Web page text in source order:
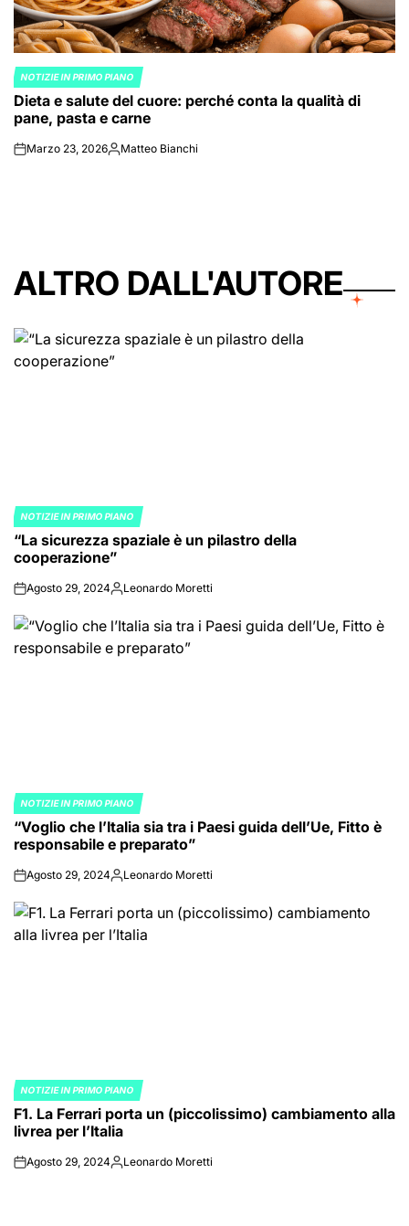
POSTED
IN
NOTIZIE IN PRIMO PIANO
Dieta e salute del cuore: perché conta la qualità di
pane, pasta e carne
onMarzo 23, 2026Posted
Matteo Bianchi
ALTRO DALL'AUTORE
POSTED
IN
NOTIZIE IN PRIMO PIANO
“La sicurezza spaziale è un pilastro della
cooperazione”
onAgosto 29, 2024Posted
Leonardo Moretti
POSTED
IN
NOTIZIE IN PRIMO PIANO
“Voglio che l’Italia sia tra i Paesi guida dell’Ue, Fitto è
responsabile e preparato”
onAgosto 29, 2024Posted
Leonardo Moretti
POSTED
IN
NOTIZIE IN PRIMO PIANO
F1. La Ferrari porta un (piccolissimo) cambiamento alla
livrea per l’Italia
onAgosto 29, 2024Posted
Leonardo Moretti